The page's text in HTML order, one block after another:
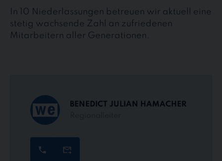
In 10 Niederlassungen betreuen wir aktuell eine
stetig wachsende Zahl an zufriedenen
Mitarbeitern aller Generationen.
BENEDICT JULIAN HAMACHER